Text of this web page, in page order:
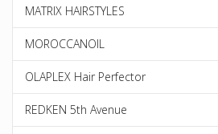
MATRIX HAIRSTYLES
MOROCCANOIL
OLAPLEX Hair Perfector
REDKEN 5th Avenue